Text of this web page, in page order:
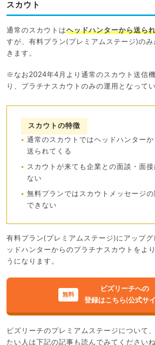
スカウト
通常のスカウトはヘッドハンターから送ら
すが、有料プラン(プレミアムステージ)の
きます。
※なお2024年4月より通常のスカウト送信
り、プラチナスカウトのみの運用となってい
スカウトの特徴
通常のスカウトではヘッドハンター
送られてくる
スカウトが来ても企業との面談・面
ない
無料プランではスカウトメッセージの
できない
有料プラン(プレミアムステージ)にアップグ
ッドハンターからのプラチナスカウトをよ
うになります。
ビズリーチへの
登録はこちら(公式サ
ビズリーチのプレミアムステージについて
たい人は下記の記事も読んでみてくださいね